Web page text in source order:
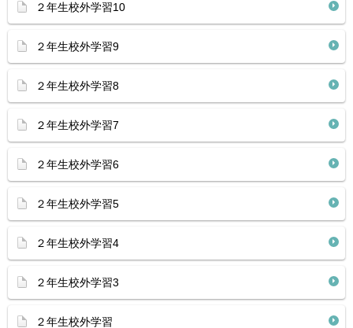
２年生校外学習10
２年生校外学習9
２年生校外学習8
２年生校外学習7
２年生校外学習6
２年生校外学習5
２年生校外学習4
２年生校外学習3
２年生校外学習